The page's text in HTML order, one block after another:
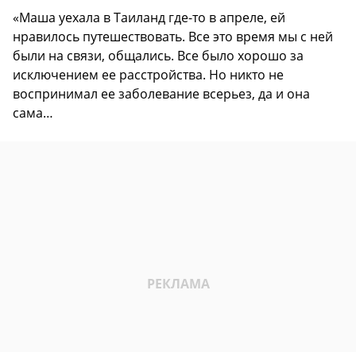
«Маша уехала в Таиланд где-то в апреле, ей
нравилось путешествовать. Все это время мы с ней
были на связи, общались. Все было хорошо за
исключением ее расстройства. Но никто не
воспринимал ее заболевание всерьез, да и она
сама…